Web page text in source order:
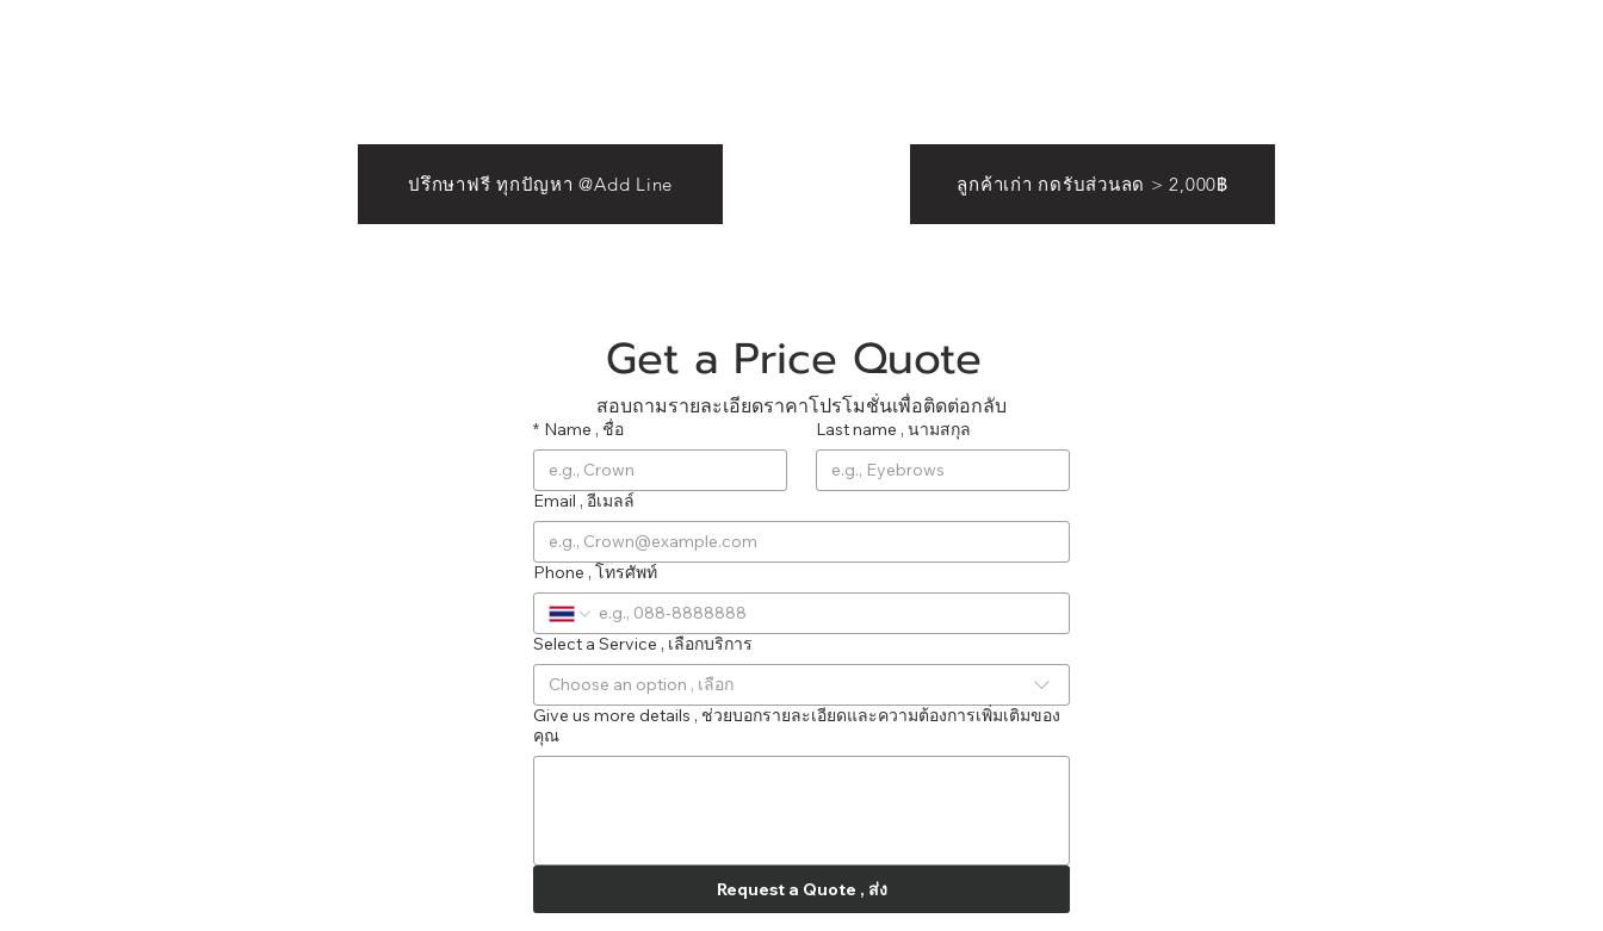
ปรึกษาฟรี ทุกปัญหา @Add Line ลูกค้าเก่า กดรับส่วนลด > 2,000฿
สอบถามรายละเอียดราคาโปรโมชั่นเพื่อติดต่อกลับ
* Name , ชื่อ Last name , นามสกุล
Email , อีเมลล์
Phone , โทรศัพท์
Select a Service , เลือกบริการ
Choose an option , เลือก
Give us more details , ช่วยบอกรายละเอียดและความต้องการเพิ่มเติมของ
คุณ
Request a Quote , ส่ง